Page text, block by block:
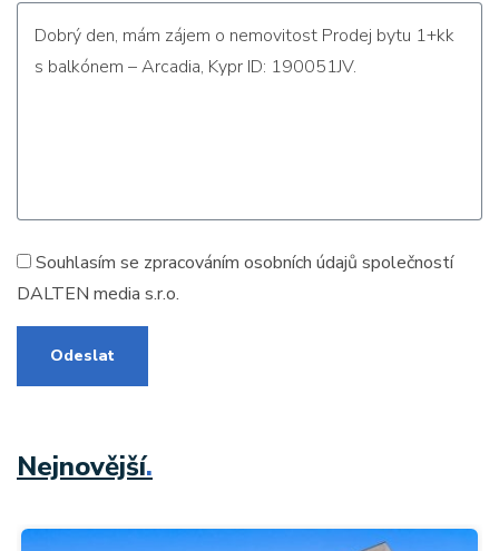
Souhlasím se zpracováním osobních údajů společností
DALTEN media s.r.o.
Odeslat
Nejnovější.